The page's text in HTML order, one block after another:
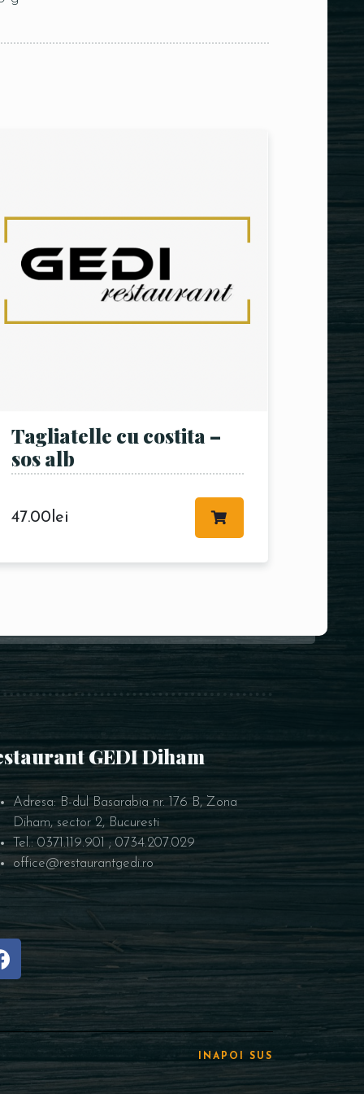
Tagliatelle cu costita –
sos alb
47.00lei
GEDI Diham
Adresa: B-dul Basarabia nr. 176 B, Zona
Diham, sector 2, Bucuresti
Tel.: 0371.119.901 ; 0734.207.029
office@restaurantgedi.ro
INAPOI SUS